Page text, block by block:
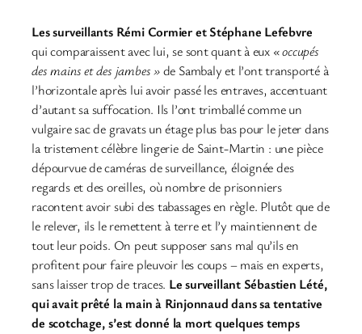
Les surveillants Rémi Cormier et Stéphane Lefebvre
qui comparaissent avec lui, se sont quant à eux « occupés
des mains et des jambes »de Sambaly et l’ont transporté à
l’horizontale après lui avoir passé les entraves, accentuant
d’autant sa suffocation. Ils l’ont trimballé comme un
vulgaire sac de gravats un étage plus bas pour le jeter dans
la tristement célèbre lingerie de Saint-Martin : une pièce
dépourvue de caméras de surveillance, éloignée des
regards et des oreilles, où nombre de prisonniers
racontent avoir subi des tabassages en règle. Plutôt que de
le relever, ils le remettent à terre et l’y maintiennent de
tout leur poids. On peut supposer sans mal qu’ils en
profitent pour faire pleuvoir les coups – mais en experts,
sans laisser trop de traces. Le surveillant Sébastien Lété,
qui avait prêté la main à Rinjonnaud dans sa tentative
de scotchage, s’est donné la mort quelques temps